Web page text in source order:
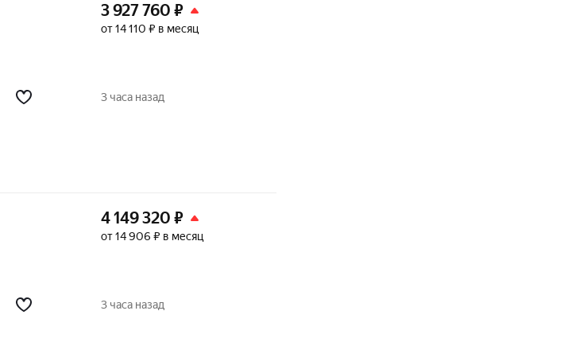
3 927 760 ₽
от 14 110 ₽ в месяц
3 часа назад
4 149 320 ₽
от 14 906 ₽ в месяц
3 часа назад